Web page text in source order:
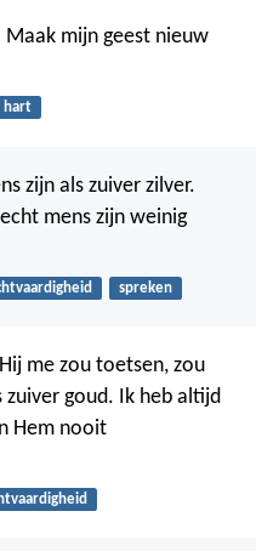
Maak mijn geest nieuw
hart
zijn als zuiver zilver.
mens zijn weinig
spreken
me zou toetsen, zou
zuiver goud. Ik heb altijd
Hem nooit